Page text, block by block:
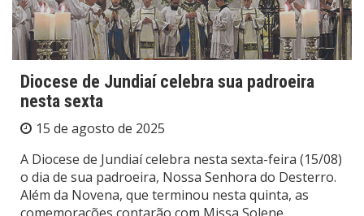
Diocese de Jundiaí celebra sua padroeira
nesta sexta
15 de agosto de 2025
A Diocese de Jundiaí celebra nesta sexta-feira (15/08)
o dia de sua padroeira, Nossa Senhora do Desterro.
Além da Novena, que terminou nesta quinta, as